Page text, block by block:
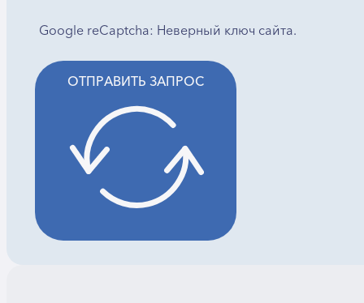
Google reCaptcha: Неверный ключ сайта.
ОТПРАВИТЬ ЗАПРОС